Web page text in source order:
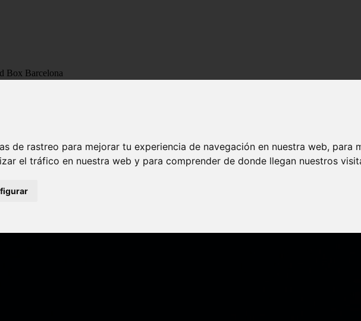
de rastreo para mejorar tu experiencia de navegación en nuestra web,
el tráfico en nuestra web y para comprender de donde llegan nuestros
Box Barcelona